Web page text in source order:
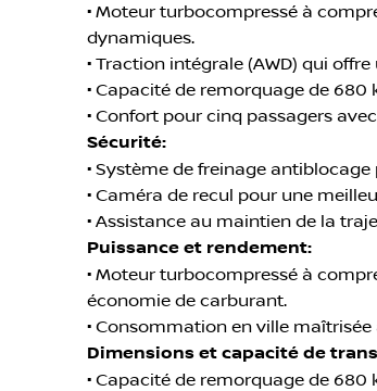
• Moteur turbocompressé à
dynamiques.
• Traction intégrale (AWD) qui
• Capacité de remorquage de
• Confort pour cinq passagers
Sécurité:
• Système de freinage
• Caméra de recul pour une
• Assistance au maintien de la
Puissance et rendement:
• Moteur turbocompressé à
économie de carburant.
• Consommation en ville
Dimensions et capacité de
• Capacité de remorquage de 680